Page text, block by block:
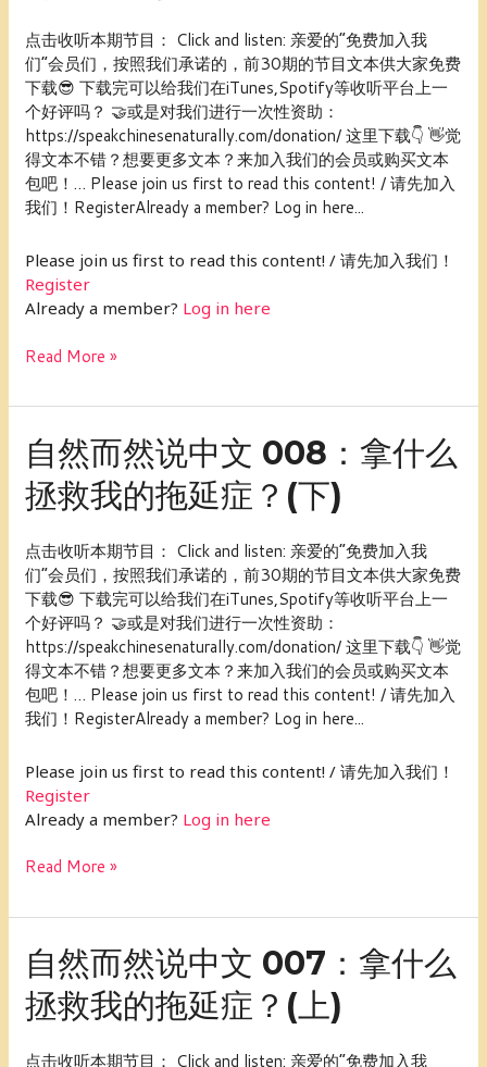
点击收听本期节目： Click and listen: 亲爱的“免费加入我
们”会员们，按照我们承诺的，前30期的节目文本供大家免费
下载😎 下载完可以给我们在iTunes,Spotify等收听平台上一
个好评吗？ 🤝或是对我们进行一次性资助：
https://speakchinesenaturally.com/donation/ 这里下载👇 👋觉
得文本不错？想要更多文本？来加入我们的会员或购买文本
包吧！… Please join us first to read this content! / 请先加入
我们！RegisterAlready a member? Log in here...
Please join us first to read this content! / 请先加入我们！
Register
Already a member? Log in here
说
中
文
009：
网
络
流
行
语
打
酱
油
Read More »
自然而然说中文 008：拿什么
拯救我的拖延症？(下)
点击收听本期节目： Click and listen: 亲爱的“免费加入我
们”会员们，按照我们承诺的，前30期的节目文本供大家免费
下载😎 下载完可以给我们在iTunes,Spotify等收听平台上一
个好评吗？ 🤝或是对我们进行一次性资助：
https://speakchinesenaturally.com/donation/ 这里下载👇 👋觉
得文本不错？想要更多文本？来加入我们的会员或购买文本
包吧！… Please join us first to read this content! / 请先加入
我们！RegisterAlready a member? Log in here...
Please join us first to read this content! / 请先加入我们！
Register
Already a member? Log in here
自
然
而
然
说
中
文
008：
拿
什
么
拯
救
的
拖
延
(下)
Read More »
自然而然说中文 007：拿什么
拯救我的拖延症？(上)
点击收听本期节目： Click and listen: 亲爱的“免费加入我
自
然
而
然
说